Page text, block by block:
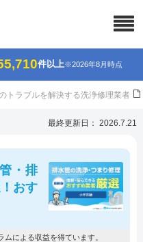
件以上※2026年8月時点
トラブルを解決する洗浄修理業者
最終更新日： 2026.7.21
・排
おす
による収益を得ています。